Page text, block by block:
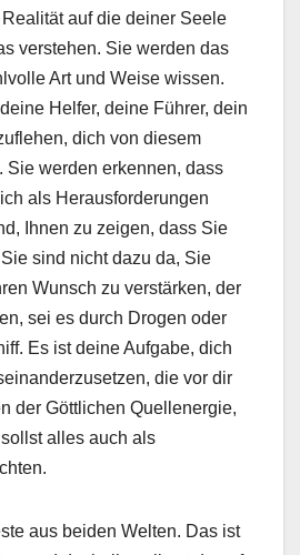
auf die deiner Seele
verstehen. Sie werden das
Art und Weise wissen.
Helfer, deine Führer, dein
dich von diesem
Sie werden erkennen, dass
als Herausforderungen
Ihnen zu zeigen, dass Sie
sind nicht dazu da, Sie
Wunsch zu verstärken, der
sei es durch Drogen oder
Es ist deine Aufgabe, dich
die vor dir
der Göttlichen Quellenergie,
alles auch als
aus beiden Welten. Das ist